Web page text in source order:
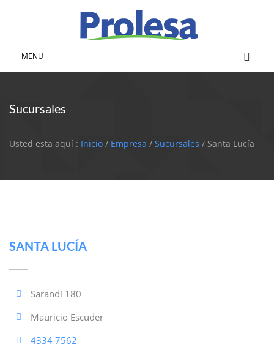
MENU
Sucursales
Usted esta aquí : Inicio / Empresa / Sucursales / Santa Lucía
SANTA LUCÍA
Sarandí 180
Mauricio Escuder
4334 7562